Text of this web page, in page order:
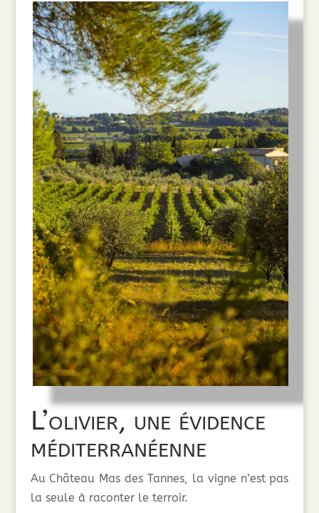
L’olivier, une évidence
méditerranéenne
Au Château Mas des Tannes, la vigne n’est pas
la seule à raconter le terroir.